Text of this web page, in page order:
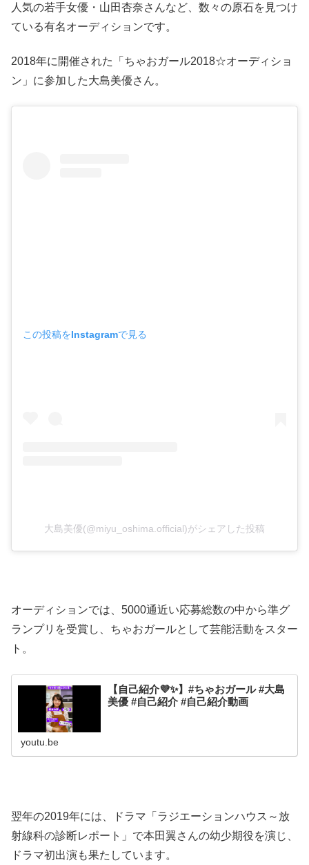
人気の若手女優・山田杏奈さんなど、数々の原石を見つけ
ている有名オーディションです。
2018年に開催された「ちゃおガール2018☆オーディショ
ン」に参加した大島美優さん。
この投稿をInstagramで見る
大島美優(@miyu_oshima.official)がシェアした投稿
オーディションでは、5000通近い応募総数の中から準グ
ランプリを受賞し、ちゃおガールとして芸能活動をスター
ト。
【自己紹介💜✨】#ちゃおガール #大島
美優 #自己紹介 #自己紹介動画
youtu.be
翌年の2019年には、ドラマ「ラジエーションハウス～放
射線科の診断レポート」で本田翼さんの幼少期役を演じ、
ドラマ初出演も果たしています。